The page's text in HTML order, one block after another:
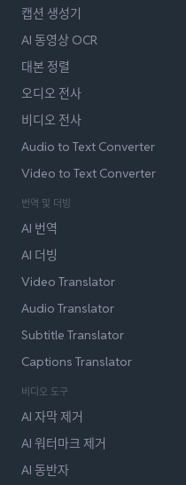
캡션 생성기
AI 동영상 OCR
대본 정렬
오디오 전사
비디오 전사
Audio to Text Converter
Video to Text Converter
번역 및 더빙
AI 번역
AI 더빙
Video Translator
Audio Translator
Subtitle Translator
Captions Translator
비디오 도구
AI 자막 제거
AI 워터마크 제거
AI 동반자